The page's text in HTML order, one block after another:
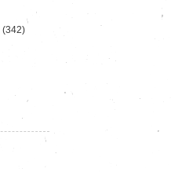
(342)